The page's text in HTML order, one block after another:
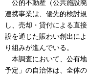
公的不動産（公共施設
連携事業は、優先的検討
し、売却・貸付による直
設を通じた賑わい創出に
り組みが進んでいる。
本調査において、公有
予定」の自治体は、全体